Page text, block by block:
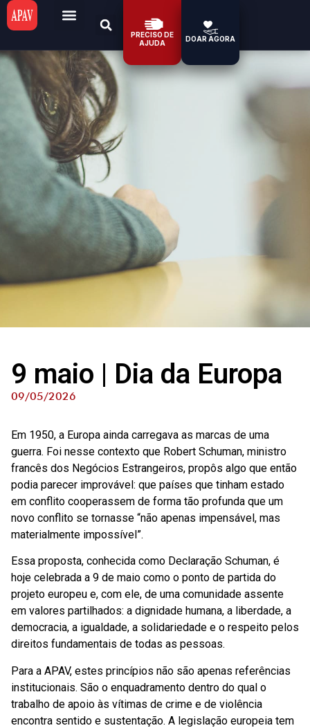
PRECISO DE
AJUDA
DOAR AGORA
9 maio | Dia da Europa
09/05/2026
Em 1950, a Europa ainda carregava as marcas de uma
guerra. Foi nesse contexto que Robert Schuman, ministro
francês dos Negócios Estrangeiros, propôs algo que então
podia parecer improvável: que países que tinham estado
em conflito cooperassem de forma tão profunda que um
novo conflito se tornasse “não apenas impensável, mas
materialmente impossível”.
Essa proposta, conhecida como Declaração Schuman, é
hoje celebrada a 9 de maio como o ponto de partida do
projeto europeu e, com ele, de uma comunidade assente
em valores partilhados: a dignidade humana, a liberdade, a
democracia, a igualdade, a solidariedade e o respeito pelos
direitos fundamentais de todas as pessoas.
Para a APAV, estes princípios não são apenas referências
institucionais. São o enquadramento dentro do qual o
trabalho de apoio às vítimas de crime e de violência
encontra sentido e sustentação. A legislação europeia tem